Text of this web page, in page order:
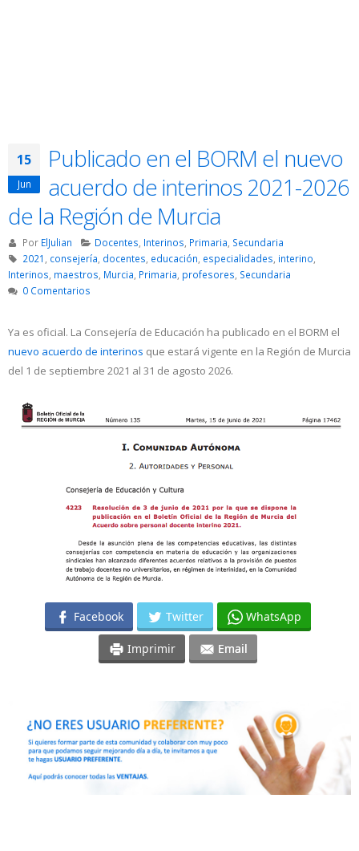
15
Jun
Publicado en el BORM el nuevo
acuerdo de interinos 2021-2026
de la Región de Murcia
Por ElJulian Docentes Interinos Primaria Secundaria
2021
consejería docentes educación especialidades interino
Interinos, maestros, Murcia, Primaria, profesores, Secundaria
0 Comentarios
Ya es oficial. La Consejería de Educación ha publicado en el BORM el
nuevo acuerdo de interinos que estará vigente en la Región de Murcia
del 1 de septiembre 2021 al 31 de agosto 2026.
Facebook Twitter WhatsApp
Imprimir Email